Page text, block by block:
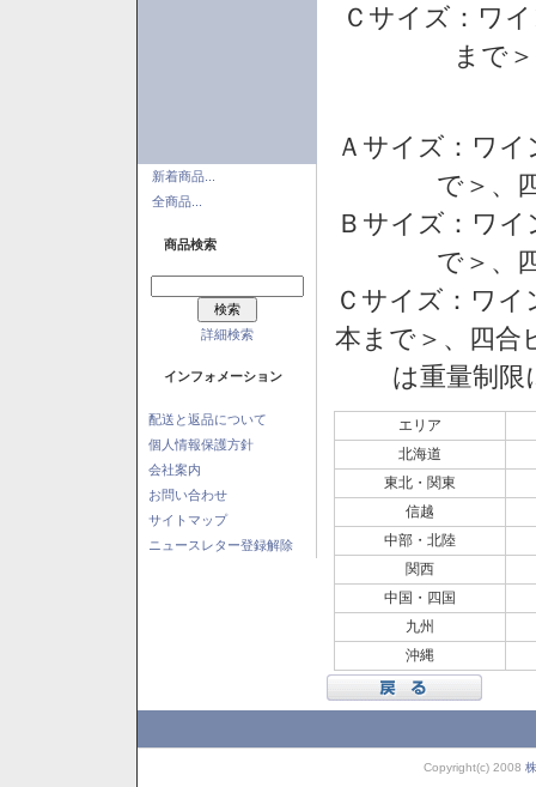
新着商品...
全商品...
商品検索
詳細検索
インフォメーション
配送と返品について
個人情報保護方針
会社案内
お問い合わせ
サイトマップ
ニュースレター登録解除
Ｃサイズ：ワ
まで
Ａサイズ：ワ
で＞、
Ｂサイズ：ワ
で＞、
Ｃサイズ：ワイ
本まで＞、四
は重量制
エリア
北海道
東北・関東
信越
中部・北陸
関西
中国・四国
九州
沖縄
Copyright(c) 2008